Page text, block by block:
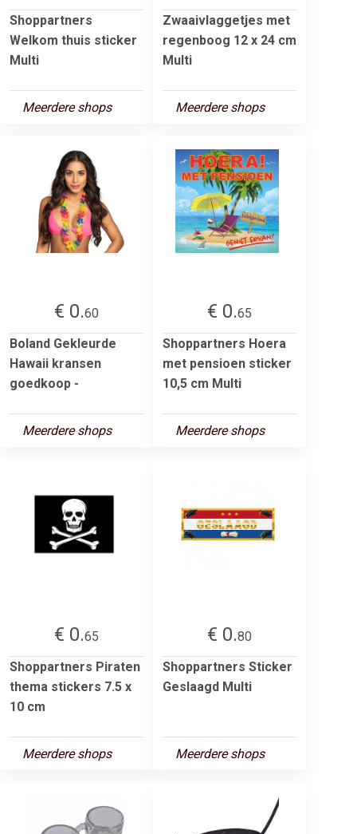
Shoppartners
Welkom thuis sticker
Multi
Meerdere shops
Zwaaivlaggetjes met
regenboog 12 x 24 cm
Multi
Meerdere shops
€ 0.60
Boland Gekleurde
Hawaii kransen
goedkoop -
Meerdere shops
€ 0.65
Shoppartners Hoera
met pensioen sticker
10,5 cm Multi
Meerdere shops
€ 0.65
Shoppartners Piraten
thema stickers 7.5 x
10 cm
Meerdere shops
€ 0.80
Shoppartners Sticker
Geslaagd Multi
Meerdere shops